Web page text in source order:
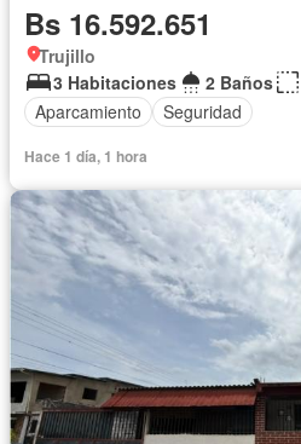
Bs 16.592.651
Trujillo
3 Habitaciones
2 Baños
Aparcamiento
Seguridad
Hace 1 día, 1 hora